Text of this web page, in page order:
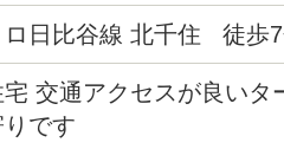
ロ日比谷線 北千住 徒歩
交通アクセスが良いタ
です